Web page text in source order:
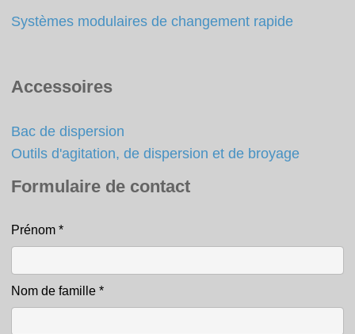
Systèmes modulaires de changement rapide
Accessoires
Bac de dispersion
Outils d'agitation, de dispersion et de broyage
Formulaire de contact
Contact
Prénom *
Nom de famille *